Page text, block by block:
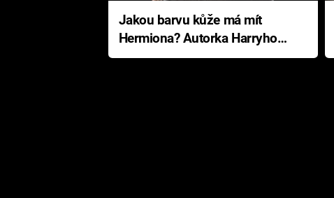
Jakou barvu kůže má mít
Hermiona? Autorka Harryho
Pottera přišla s ráznou